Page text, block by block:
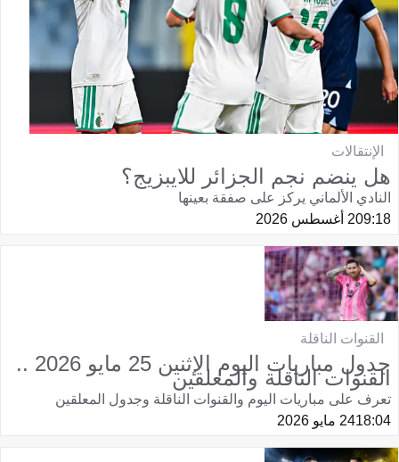
الإنتقالات
هل ينضم نجم الجزائر للايبزيج؟
النادي الألماني يركز على صفقة بعينها
09:182 أغسطس 2026
القنوات الناقلة
جدول مباريات اليوم الإثنين 25 مايو 2026 ..
القنوات الناقلة والمعلقين
تعرف على مباريات اليوم والقنوات الناقلة وجدول المعلقين
18:0424 مايو 2026